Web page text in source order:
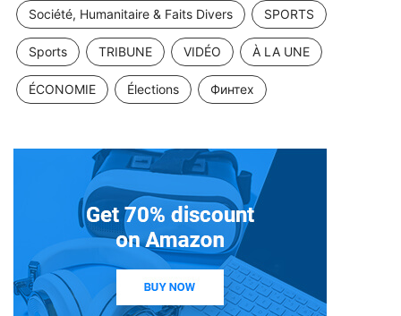
Société, Humanitaire & Faits Divers SPORTS
Sports TRIBUNE VIDÉO À LA UNE
ÉCONOMIE Élections Финтех